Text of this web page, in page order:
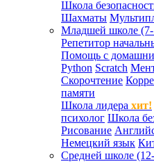
Школа
Шахматы
Младшей школе (7-
Репетитор
Помощь с
Python Scratch
Скорочтение
памяти
Школа лидера хит!
психолог Школа
Рисование
Немецкий язык
Средней школе